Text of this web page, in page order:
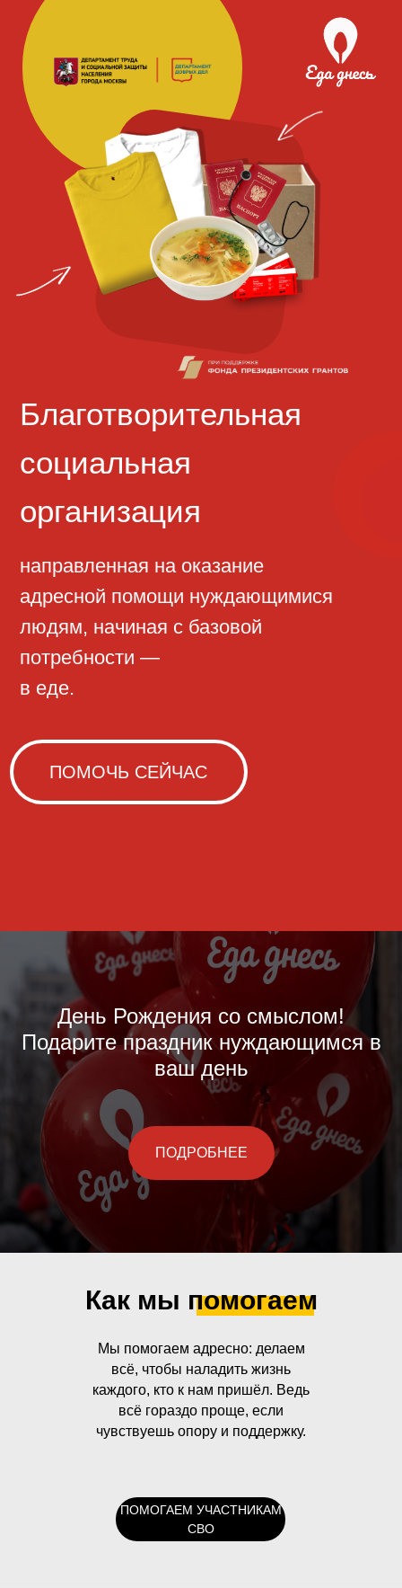
направленная на оказание
адресной помощи нуждающимися
потребности —
Благотворительная
День Рождения со смыслом!
Подарите праздник нуждающимся в
ваш день
ПОДРОБНЕЕ
Как мы помогаем
ПОМОГАЕМ УЧАСТНИКАМ
СВО
Мы помогаем адресно: делаем
всё, чтобы наладить жизнь
каждого, кто к нам пришёл. Ведь
всё гораздо проще, если
чувствуешь опору и поддержку.